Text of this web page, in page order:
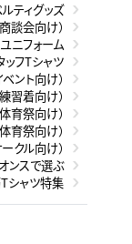
ティグッズ
談会向け）
ニフォーム
ッフTシャツ
ント向け）
習着向け）
育祭向け）
育祭向け）
クル向け）
ンスで選ぶ
シャツ特集